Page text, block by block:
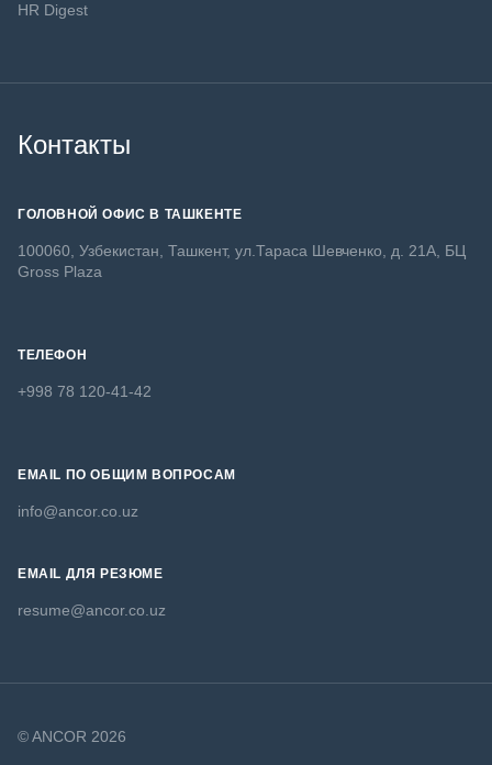
HR Digest
Контакты
ГОЛОВНОЙ ОФИС В ТАШКЕНТЕ
100060, Узбекистан, Ташкент, ул.Тараса Шевченко, д. 21А, БЦ
Gross Plaza
ТЕЛЕФОН
+998 78 120-41-42
EMAIL ПО ОБЩИМ ВОПРОСАМ
info@ancor.co.uz
EMAIL ДЛЯ РЕЗЮМЕ
resume@ancor.co.uz
© ANCOR 2026